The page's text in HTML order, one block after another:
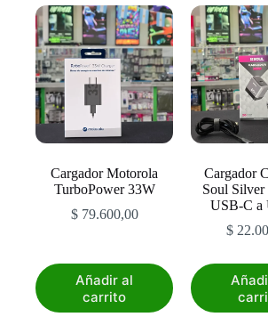
Cargador Motorola
TurboPower 33W
$79.600,00
Añadir al
carrito
Cargador
Soul
USB-C a
$